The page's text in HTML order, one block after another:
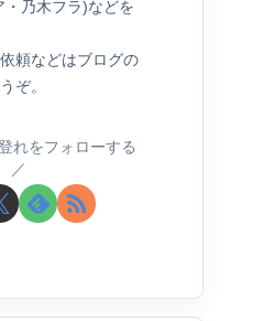
乃木フラ)などを
頼などはブログの
ぞ。
れをフォローする